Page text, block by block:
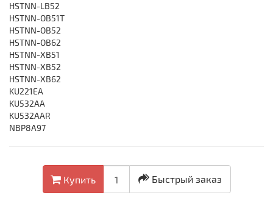
HSTNN-LB52
HSTNN-OB51T
HSTNN-OB52
HSTNN-OB62
HSTNN-XB51
HSTNN-XB52
HSTNN-XB62
KU221EA
KU532AA
KU532AAR
NBP8A97
Купить Быстрый заказ